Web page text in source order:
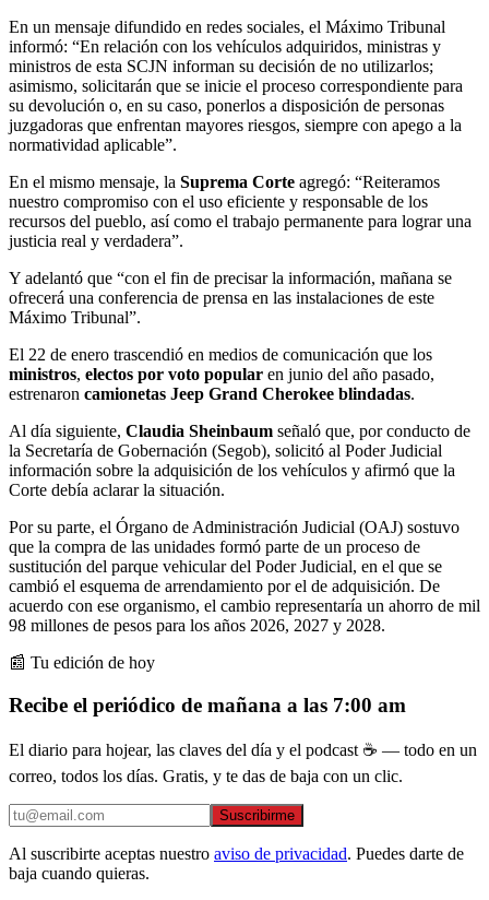
En un mensaje difundido en redes sociales, el Máximo Tribunal
informó: “En relación con los vehículos adquiridos, ministras y
ministros de esta SCJN informan su decisión de no utilizarlos;
asimismo, solicitarán que se inicie el proceso correspondiente para
su devolución o, en su caso, ponerlos a disposición de personas
juzgadoras que enfrentan mayores riesgos, siempre con apego a la
normatividad aplicable”.
En el mismo mensaje, la Suprema Corte agregó: “Reiteramos
nuestro compromiso con el uso eficiente y responsable de los
recursos del pueblo, así como el trabajo permanente para lograr una
justicia real y verdadera”.
Y adelantó que “con el fin de precisar la información, mañana se
ofrecerá una conferencia de prensa en las instalaciones de este
Máximo Tribunal”.
El 22 de enero trascendió en medios de comunicación que los
ministros, electos por voto popular en junio del año pasado,
estrenaron camionetas Jeep Grand Cherokee blindadas.
Al día siguiente, Claudia Sheinbaum señaló que, por conducto de
la Secretaría de Gobernación (Segob), solicitó al Poder Judicial
información sobre la adquisición de los vehículos y afirmó que la
Corte debía aclarar la situación.
Por su parte, el Órgano de Administración Judicial (OAJ) sostuvo
que la compra de las unidades formó parte de un proceso de
sustitución del parque vehicular del Poder Judicial, en el que se
cambió el esquema de arrendamiento por el de adquisición. De
acuerdo con ese organismo, el cambio representaría un ahorro de mil
98 millones de pesos para los años 2026, 2027 y 2028.
📰 Tu edición de hoy
Recibe el periódico de mañana a las 7:00 am
El diario para hojear, las claves del día y el podcast ☕ — todo en un
correo, todos los días. Gratis, y te das de baja con un clic.
Suscribirme
Al suscribirte aceptas nuestro aviso de privacidad. Puedes darte de
baja cuando quieras.